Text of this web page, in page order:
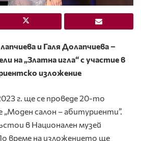
и Галя Долапчиева –
на „Златна игла“ с участие в
изложение
г. ще се проведе 20-то
салон – абитуриенти”.
в Национален музей
време на изложението ще